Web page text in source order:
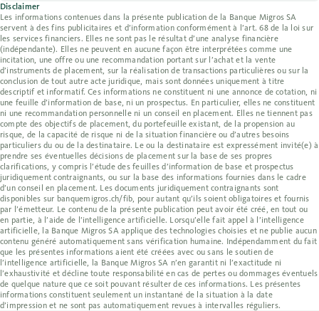
Disclaimer
Les informations contenues dans la présente publication de la Banque Migros SA
servent à des fins publicitaires et d’information conformément à l’art. 68 de la loi sur
les services financiers. Elles ne sont pas le résultat d’une analyse financière
(indépendante). Elles ne peuvent en aucune façon être interprétées comme une
incitation, une offre ou une recommandation portant sur l’achat et la vente
d’instruments de placement, sur la réalisation de transactions particulières ou sur la
conclusion de tout autre acte juridique, mais sont données uniquement à titre
descriptif et informatif. Ces informations ne constituent ni une annonce de cotation, ni
une feuille d’information de base, ni un prospectus. En particulier, elles ne constituent
ni une recommandation personnelle ni un conseil en placement. Elles ne tiennent pas
compte des objectifs de placement, du portefeuille existant, de la propension au
risque, de la capacité de risque ni de la situation financière ou d’autres besoins
particuliers du ou de la destinataire. Le ou la destinataire est expressément invité(e) à
prendre ses éventuelles décisions de placement sur la base de ses propres
clarifications, y compris l’étude des feuilles d’information de base et prospectus
juridiquement contraignants, ou sur la base des informations fournies dans le cadre
d’un conseil en placement. Les documents juridiquement contraignants sont
disponibles sur banquemigros.ch/fib, pour autant qu’ils soient obligatoires et fournis
par l’émetteur. Le contenu de la présente publication peut avoir été créé, en tout ou
en partie, à l’aide de l’intelligence artificielle. Lorsqu’elle fait appel à l’intelligence
artificielle, la Banque Migros SA applique des technologies choisies et ne publie aucun
contenu généré automatiquement sans vérification humaine. Indépendamment du fait
que les présentes informations aient été créées avec ou sans le soutien de
l’intelligence artificielle, la Banque Migros SA n’en garantit ni l’exactitude ni
l’exhaustivité et décline toute responsabilité en cas de pertes ou dommages éventuels
de quelque nature que ce soit pouvant résulter de ces informations. Les présentes
informations constituent seulement un instantané de la situation à la date
d’impression et ne sont pas automatiquement revues à intervalles réguliers.